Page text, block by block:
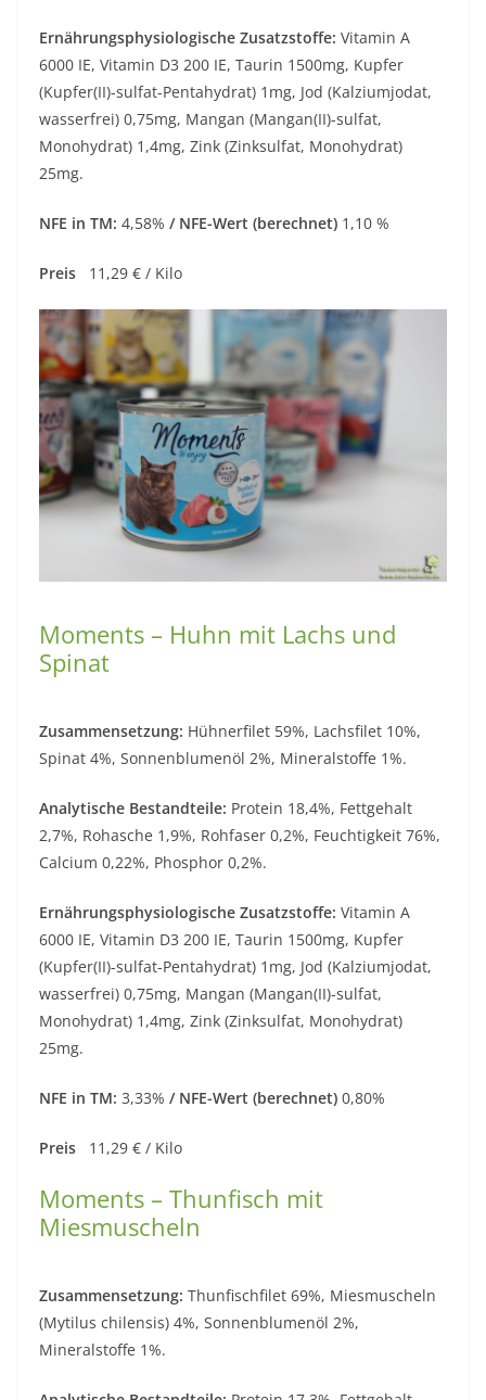
Ernährungsphysiologische Zusatzstoffe: Vitamin A
6000 IE, Vitamin D3 200 IE, Taurin 1500mg, Kupfer
(Kupfer(II)-sulfat-Pentahydrat) 1mg, Jod (Kalziumjodat,
wasserfrei) 0,75mg, Mangan (Mangan(II)-sulfat,
Monohydrat) 1,4mg, Zink (Zinksulfat, Monohydrat)
25mg.
NFE in TM: 4,58% / NFE-Wert (berechnet) 1,10 %
Preis 11,29 € / Kilo
Moments – Huhn mit Lachs und
Spinat
Zusammensetzung: Hühnerfilet 59%, Lachsfilet 10%,
Spinat 4%, Sonnenblumenöl 2%, Mineralstoffe 1%.
Analytische Bestandteile: Protein 18,4%, Fettgehalt
2,7%, Rohasche 1,9%, Rohfaser 0,2%, Feuchtigkeit 76%,
Calcium 0,22%, Phosphor 0,2%.
Ernährungsphysiologische Zusatzstoffe: Vitamin A
6000 IE, Vitamin D3 200 IE, Taurin 1500mg, Kupfer
(Kupfer(II)-sulfat-Pentahydrat) 1mg, Jod (Kalziumjodat,
wasserfrei) 0,75mg, Mangan (Mangan(II)-sulfat,
Monohydrat) 1,4mg, Zink (Zinksulfat, Monohydrat)
25mg.
NFE in TM: 3,33% / NFE-Wert (berechnet) 0,80%
Preis 11,29 € / Kilo
Moments – Thunfisch mit
Miesmuscheln
Zusammensetzung: Thunfischfilet 69%, Miesmuscheln
(Mytilus chilensis) 4%, Sonnenblumenöl 2%,
Mineralstoffe 1%.